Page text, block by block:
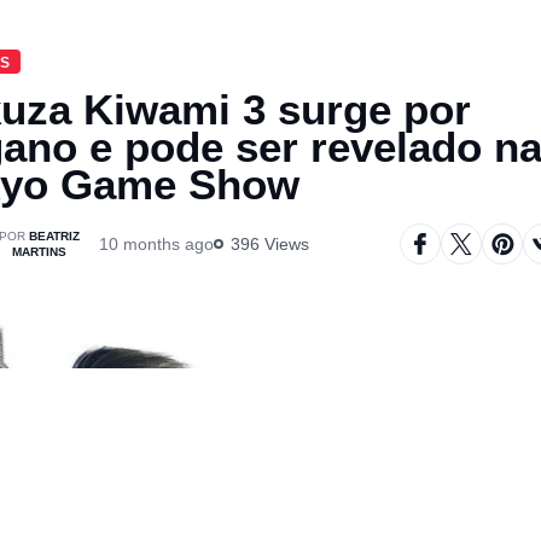
Kiwami 3 surge por
e pode ser revelado na
Game Show
BEATRIZ
MARTINS
10 months ago 396 Views